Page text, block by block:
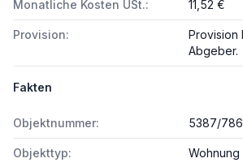
Monatliche Kosten USt.: 11,52 €
Provision:
Provision
Abgeber.
Fakten
Objektnummer: 5387/
Objekttyp: Wohnung